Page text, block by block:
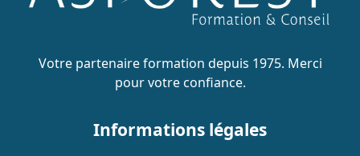
Votre partenaire formation depuis 1975. Merci
pour votre confiance.
Informations légales